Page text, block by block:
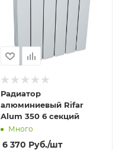
Радиатор
алюминиевый Rifar
Alum 350 6 секций
Много
6 370 Руб./шт